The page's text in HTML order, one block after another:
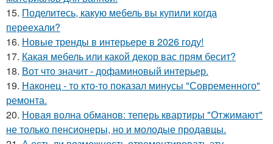
15. Поделитесь, какую мебель вы купили когда
переехали?
16. Новые тренды в интерьере в 2026 году!
17. Какая мебель или какой декор вас прям бесит?
18. Вот что значит - дофаминовый интерьер.
19. Наконец - то кто-то показал минусы "Современного"
ремонта.
20. Новая волна обманов: теперь квартиры "Отжимают"
не только пенсионеры, но и молодые продавцы.